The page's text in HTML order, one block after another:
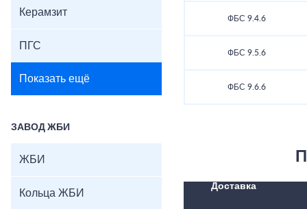
Керамзит
ПГС
Показать ещё
ЗАВОД ЖБИ
ЖБИ
Кольца ЖБИ
ФБС 9.4.6
ФБС 9.5.6
ФБС 9.6.6
Доставка